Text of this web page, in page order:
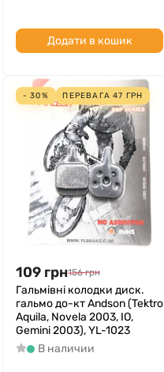
Додати в кошик
- 30% ПЕРЕВАГА47 ГРН
109 грн156 грн
Гальмівні колодки диск.
гальмо до-кт Andson (Tektro
Aquila, Novela 2003, IO,
Gemini 2003), YL-1023
В наличии